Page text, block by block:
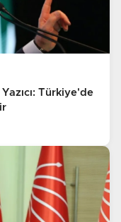
Türkiye'de